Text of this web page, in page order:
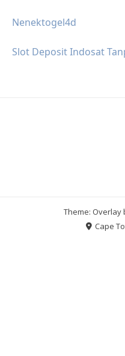
Nenektogel4d
Slot Deposit Indosat
Theme: Overlay
Cape